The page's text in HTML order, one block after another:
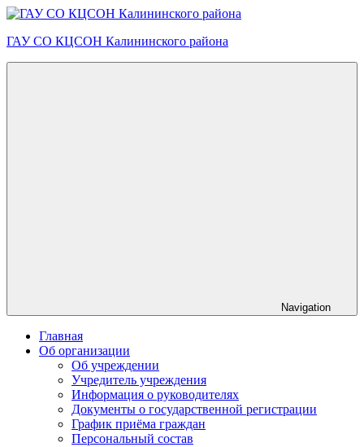
Skip
content
ГАУ СО КЦСОН Калининского района
Navigation
Главная
Об организации
Об учреждении
Учредитель учреждения
Информация о руководителях
Документы о государственной регистрации
График приёма граждан
Персональный состав